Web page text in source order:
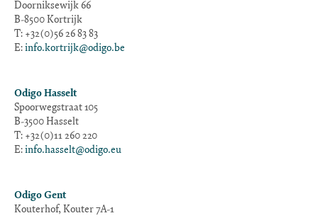
Doorniksewijk 66
B-8500 Kortrijk
T: +32(0)56 26 83 83
E: info.kortrijk@odigo.be
Odigo Hasselt
Spoorwegstraat 105
B-3500 Hasselt
T: +32(0)11 260 220
E: info.hasselt@odigo.eu
Odigo Gent
Kouterhof, Kouter 7A-1